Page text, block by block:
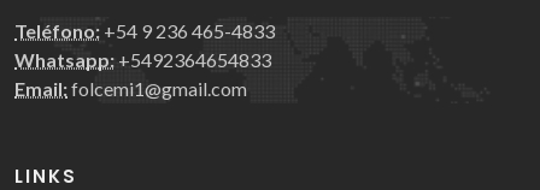
Teléfono: +54 9 236 465-4833
Whatsapp: +5492364654833
Email:folcemi1@gmail.com
LINKS